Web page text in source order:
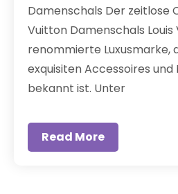
Damenschals Der zeitlose
Vuitton Damenschals Louis
renommierte Luxusmarke,
exquisiten Accessoires
bekannt ist. Unter
Read More